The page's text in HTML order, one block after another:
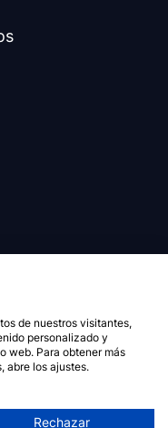
de nuestros visitantes,
personalizado y
web. Para obtener más
abre los ajustes.
Rechazar